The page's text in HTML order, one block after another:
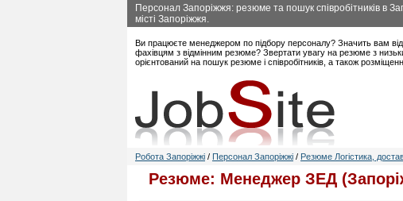
Персонал Запоріжжя: резюме та пошук співробітників в
місті Запоріжжя.
Ви працюєте менеджером по підбору персоналу? Значить вам
фахівцям з відмінним резюме? Звертати увагу на резюме з
орієнтований на пошук резюме і співробітників, а також
Робота Запоріжжі / Персонал Запоріжжі / Резюме Логістика,
Резюме: Менеджер ЗЕД